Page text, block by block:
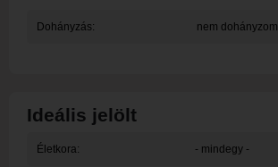
Dohányzás: nem dohányzom
Ideális jelölt
Életkora: - mindegy -